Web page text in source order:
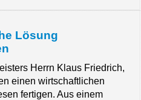
Lösung
Herrn Klaus Friedrich,
einen wirtschaftlichen
fertigen. Aus einem